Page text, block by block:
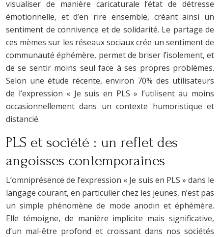
visualiser de manière caricaturale l’état de détresse
émotionnelle, et d’en rire ensemble, créant ainsi un
sentiment de connivence et de solidarité. Le partage de
ces mèmes sur les réseaux sociaux crée un sentiment de
communauté éphémère, permet de briser l’isolement, et
de se sentir moins seul face à ses propres problèmes.
Selon une étude récente, environ 70% des utilisateurs
de l’expression « Je suis en PLS » l’utilisent au moins
occasionnellement dans un contexte humoristique et
distancié.
PLS et société : un reflet des
angoisses contemporaines
L’omniprésence de l’expression « Je suis en PLS » dans le
langage courant, en particulier chez les jeunes, n’est pas
un simple phénomène de mode anodin et éphémère.
Elle témoigne, de manière implicite mais significative,
d’un mal-être profond et croissant dans nos sociétés